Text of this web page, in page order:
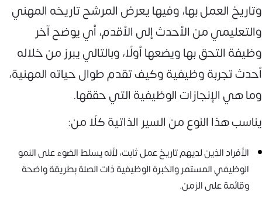
وتاريخ العمل بها، وفيها يعرض المرشح تاريخه المهني
والتعليمي من الأحدث إلى الأقدم، أي يوضح آخر
وظيفة التحق بها ويضعها أولًا، وبالتالي يبرز من خلاله
أحدث تجربة وظيفية وكيف تقدم طوال حياته المهنية،
وما هي الإنجازات الوظيفية التي حققها.
يناسب هذا النوع من السير الذاتية كلًا من:
الأفراد الذين لديهم تاريخ عمل ثابت، لأنه يسلط الضوء على النمو
الوظيفي المستمر والخبرة الوظيفية ذات الصلة بطريقة واضحة
وقائمة على الزمن.